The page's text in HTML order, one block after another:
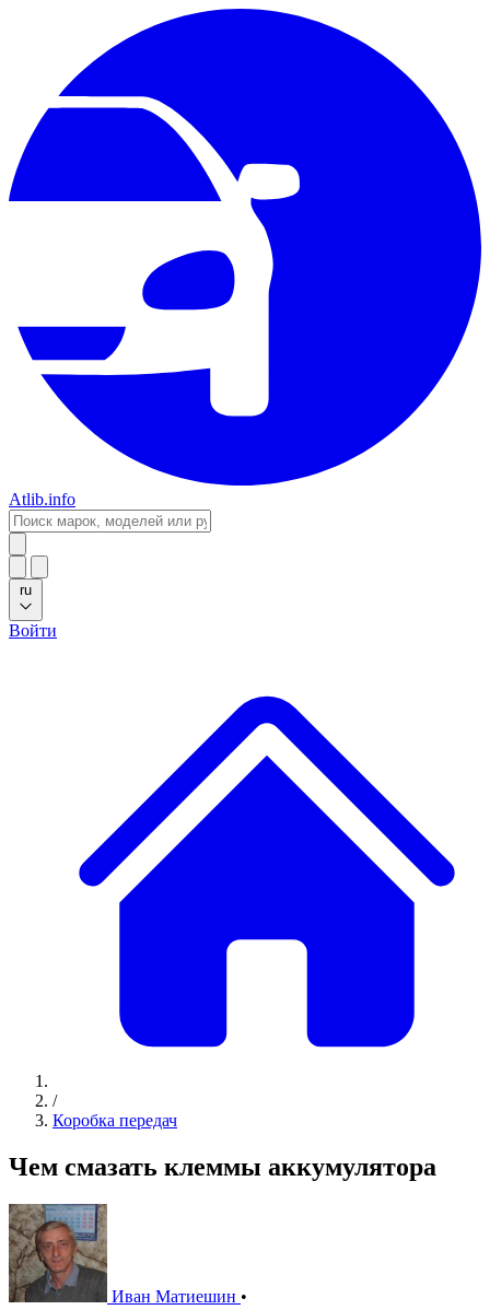
Atlib.info
ru
Войти
/
Коробка передач
Чем смазать клеммы аккумулятора
Иван Матиешин •